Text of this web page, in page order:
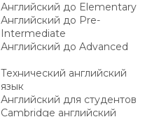
Английский до Elementary
Английский до Pre-
Intermediate
Английский до Advanced
Технический английский
язык
Английский для студентов
Cambridge английский